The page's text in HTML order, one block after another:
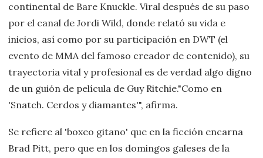
continental de Bare Knuckle. Viral después de su paso
por el canal de Jordi Wild, donde relató su vida e
inicios, así como por su participación en DWT (el
evento de MMA del famoso creador de contenido), su
trayectoria vital y profesional es de verdad algo digno
de un guión de película de Guy Ritchie."Como en
'Snatch. Cerdos y diamantes'", afirma.
Se refiere al 'boxeo gitano' que en la ficción encarna
Brad Pitt, pero que en los domingos galeses de la